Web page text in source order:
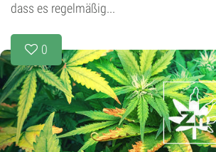
dass es regelmäßig...
0